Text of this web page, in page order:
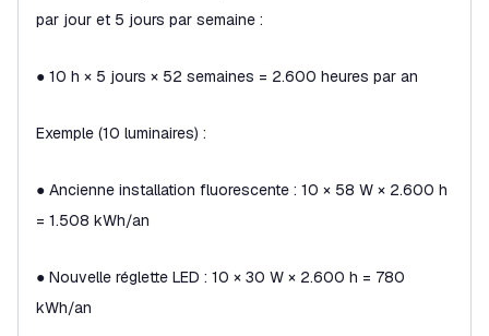
par jour et 5 jours par semaine :
● 10 h × 5 jours × 52 semaines = 2.600 heures par an
Exemple (10 luminaires) :
● Ancienne installation fluorescente : 10 × 58 W × 2.600 h
= 1.508 kWh/an
● Nouvelle réglette LED : 10 × 30 W × 2.600 h = 780
kWh/an